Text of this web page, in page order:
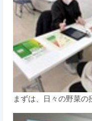
まずは、日々の野菜